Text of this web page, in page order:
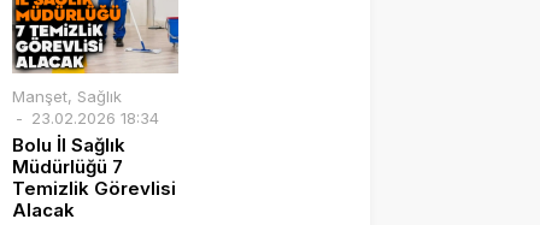
Manşet, Sağlık
23.02.2026 18:34
Bolu İl Sağlık
Müdürlüğü 7
Temizlik Görevlisi
Alacak